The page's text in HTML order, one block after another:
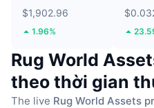
$1,902.96
1.96%
Rug World
theo thời gian
The live Rug World Assets